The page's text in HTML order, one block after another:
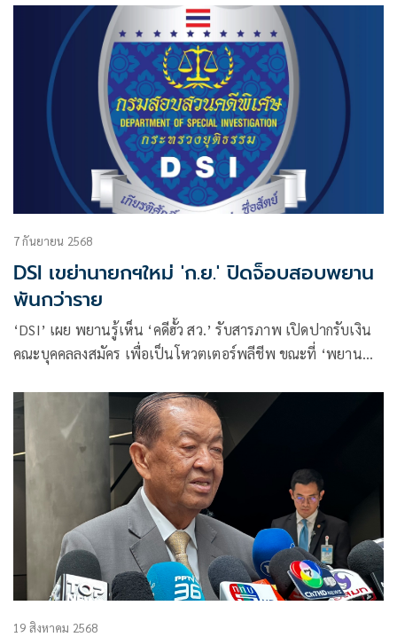
7 กันยายน 2568
DSI เขย่านายกฯใหม่ 'ก.ย.' ปิดจ็อบสอบพยาน
พันกว่าราย
‘DSI’ เผย พยานรู้เห็น ‘คดีฮั้ว สว.’ รับสารภาพ เปิดปากรับเงิน
คณะบุคคลลงสมัคร เพื่อเป็นโหวตเตอร์พลีชีพ ขณะที่ ‘พยาน
พยาน 1,200 ราย กระจาย 45 จังหวัดเสร็จสิ้น
19 สิงหาคม 2568